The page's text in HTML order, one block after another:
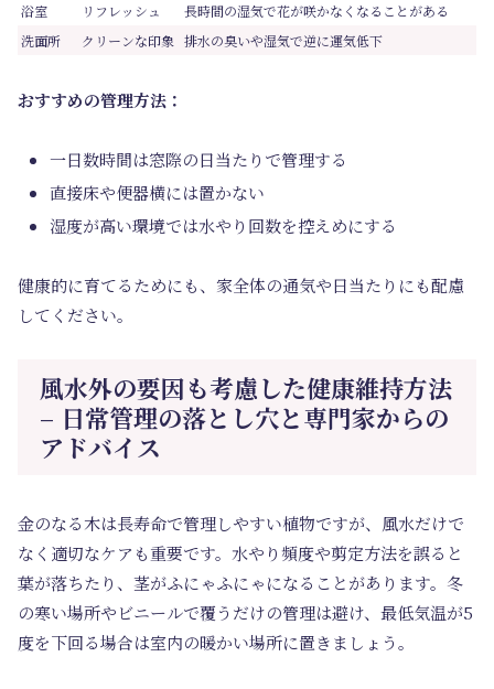
浴室
リフレッシュ
長時間の湿気で花が咲かなくなることがある
洗面所
クリーンな印象 排水の臭いや湿気で逆に運気低下
おすすめの管理方法：
一日数時間は窓際の日当たりで管理する
直接床や便器横には置かない
湿度が高い環境では水やり回数を控えめにする
健康的に育てるためにも、家全体の通気や日当たりにも配慮
してください。
風水外の要因も考慮した健康維持方法
– 日常管理の落とし穴と専門家からの
アドバイス
金のなる木は長寿命で管理しやすい植物ですが、風水だけで
なく適切なケアも重要です。水やり頻度や剪定方法を誤ると
葉が落ちたり、茎がふにゃふにゃになることがあります。冬
の寒い場所やビニールで覆うだけの管理は避け、最低気温が5
度を下回る場合は室内の暖かい場所に置きましょう。